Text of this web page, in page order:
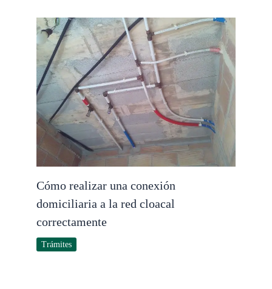
Cómo realizar una conexión
domiciliaria a la red cloacal
correctamente
Trámites